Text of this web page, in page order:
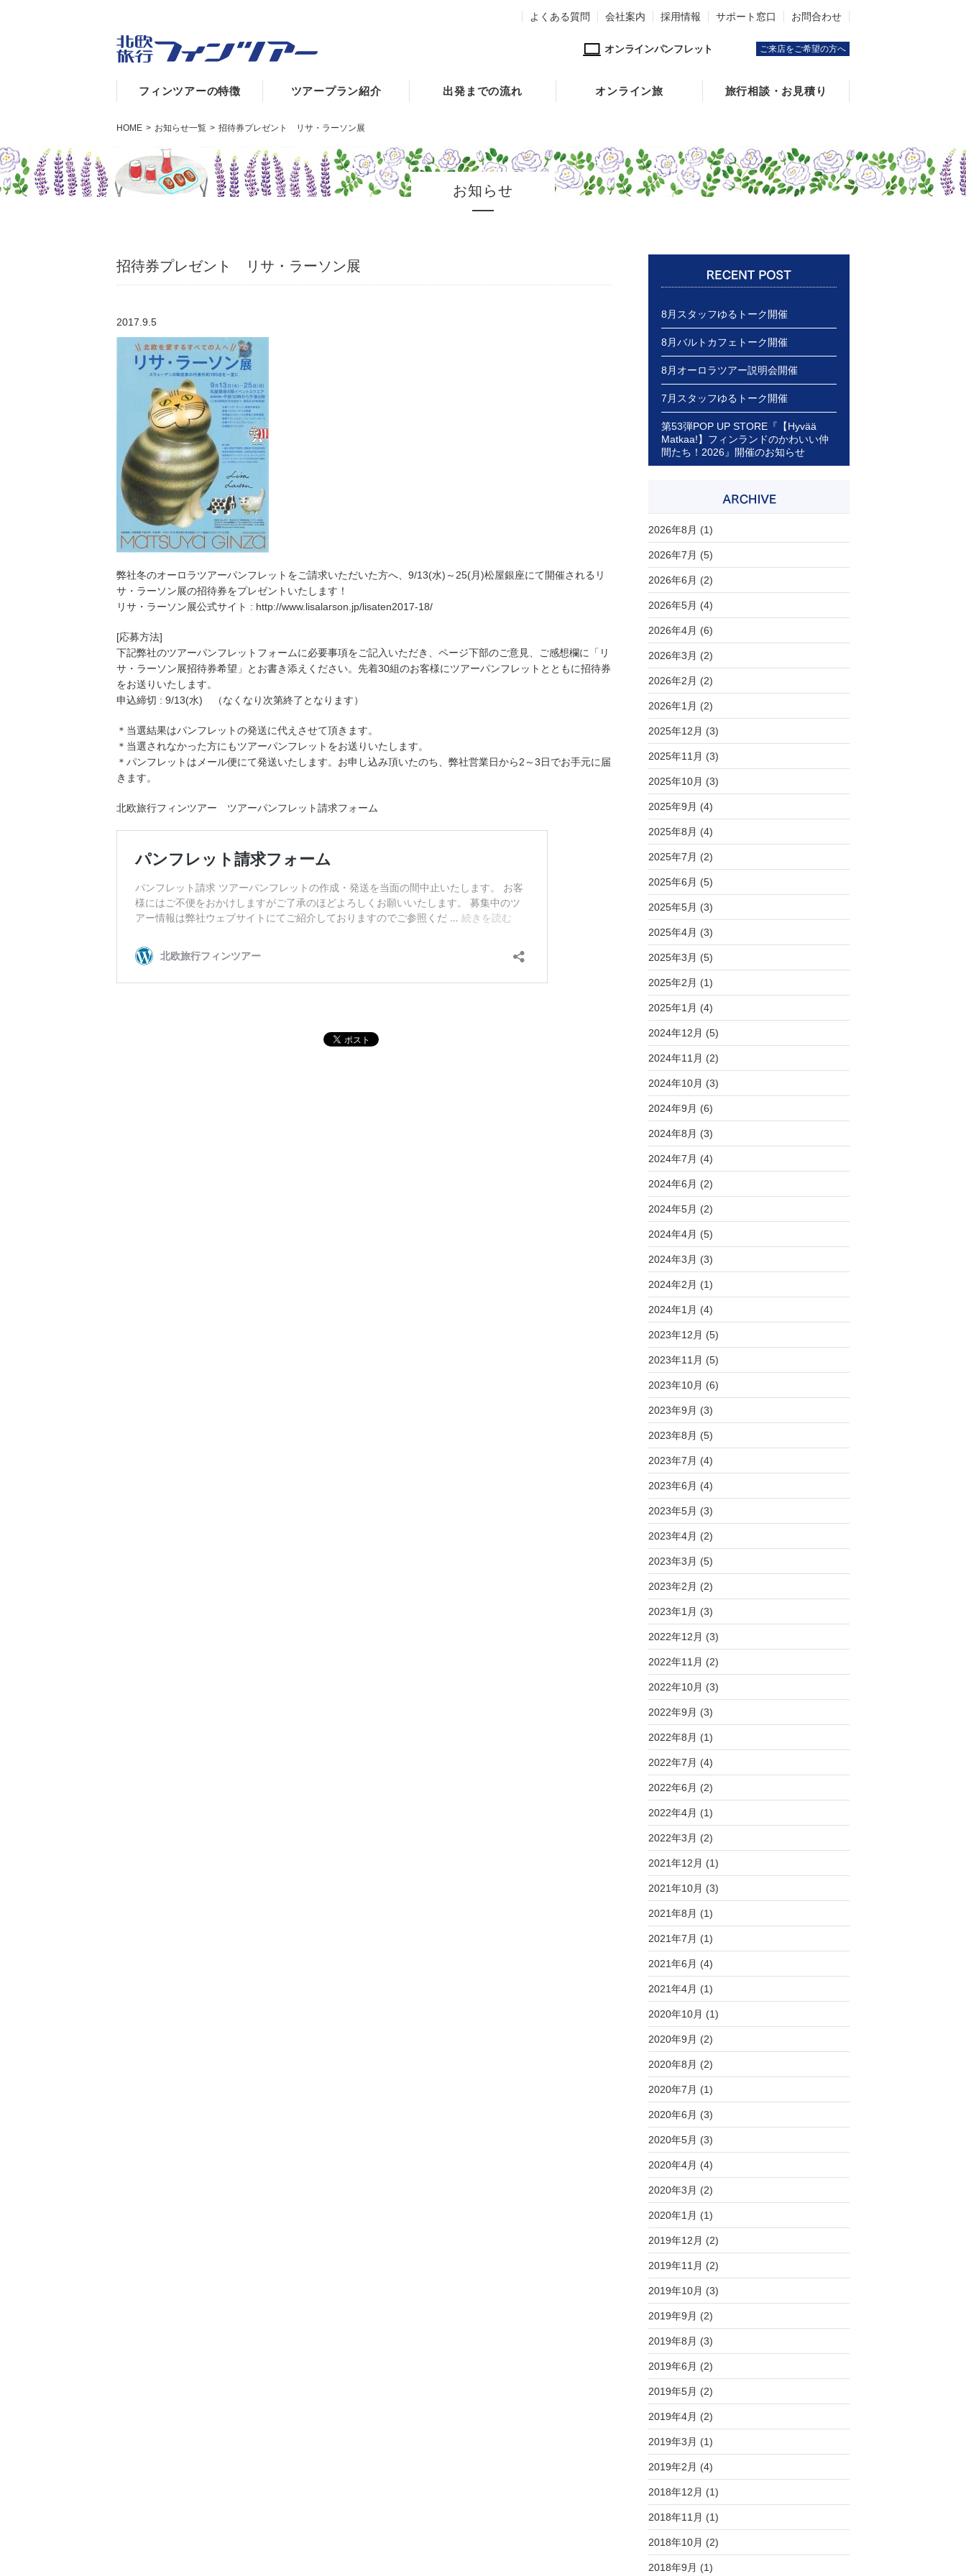
よくある質問 会社案内 採用情報 サポート窓口 お問合わせ
オンラインパンフレット ご来店をご希望の方へ
フィンツアーの特徴 ツアープラン紹介 出発までの流れ オンライン旅 旅行相談・お見積り
HOME > お知らせ一覧 > 招待券プレゼント リサ・ラーソン展
お知らせ
招待券プレゼント リサ・ラーソン展
2017.9.5
弊社冬のオーロラツアーパンフレットをご請求いただいた方へ、9/13(水)～25(月)松屋銀座にて開催されるリ
サ・ラーソン展の招待券をプレゼントいたします！
リサ・ラーソン展公式サイト : http://www.lisalarson.jp/lisaten2017-18/
[応募方法]
下記弊社のツアーパンフレットフォームに必要事項をご記入いただき、ページ下部のご意見、ご感想欄に「リ
サ・ラーソン展招待券希望」とお書き添えください。先着30組のお客様にツアーパンフレットとともに招待券
をお送りいたします。
申込締切 : 9/13(水) （なくなり次第終了となります）
＊当選結果はパンフレットの発送に代えさせて頂きます。
＊当選されなかった方にもツアーパンフレットをお送りいたします。
＊パンフレットはメール便にて発送いたします。お申し込み頂いたのち、弊社営業日から2～3日でお手元に届
きます。
北欧旅行フィンツアー ツアーパンフレット請求フォーム
8月スタッフゆるトーク開催
8月バルトカフェトーク開催
8月オーロラツアー説明会開催
7月スタッフゆるトーク開催
第53弾POP UP STORE『【Hyvää
Matkaa!】フィンランドのかわいい仲
間たち！2026』開催のお知らせ
2026年8月 (1)
2026年7月 (5)
2026年6月 (2)
2026年5月 (4)
2026年4月 (6)
2026年3月 (2)
2026年2月 (2)
2026年1月 (2)
2025年12月 (3)
2025年11月 (3)
2025年10月 (3)
2025年9月 (4)
2025年8月 (4)
2025年7月 (2)
2025年6月 (5)
2025年5月 (3)
2025年4月 (3)
2025年3月 (5)
2025年2月 (1)
2025年1月 (4)
2024年12月 (5)
2024年11月 (2)
2024年10月 (3)
2024年9月 (6)
2024年8月 (3)
2024年7月 (4)
2024年6月 (2)
2024年5月 (2)
2024年4月 (5)
2024年3月 (3)
2024年2月 (1)
2024年1月 (4)
2023年12月 (5)
2023年11月 (5)
2023年10月 (6)
2023年9月 (3)
2023年8月 (5)
2023年7月 (4)
2023年6月 (4)
2023年5月 (3)
2023年4月 (2)
2023年3月 (5)
2023年2月 (2)
2023年1月 (3)
2022年12月 (3)
2022年11月 (2)
2022年10月 (3)
2022年9月 (3)
2022年8月 (1)
2022年7月 (4)
2022年6月 (2)
2022年4月 (1)
2022年3月 (2)
2021年12月 (1)
2021年10月 (3)
2021年8月 (1)
2021年7月 (1)
2021年6月 (4)
2021年4月 (1)
2020年10月 (1)
2020年9月 (2)
2020年8月 (2)
2020年7月 (1)
2020年6月 (3)
2020年5月 (3)
2020年4月 (4)
2020年3月 (2)
2020年1月 (1)
2019年12月 (2)
2019年11月 (2)
2019年10月 (3)
2019年9月 (2)
2019年8月 (3)
2019年6月 (2)
2019年5月 (2)
2019年4月 (2)
2019年3月 (1)
2019年2月 (4)
2018年12月 (1)
2018年11月 (1)
2018年10月 (2)
2018年9月 (1)